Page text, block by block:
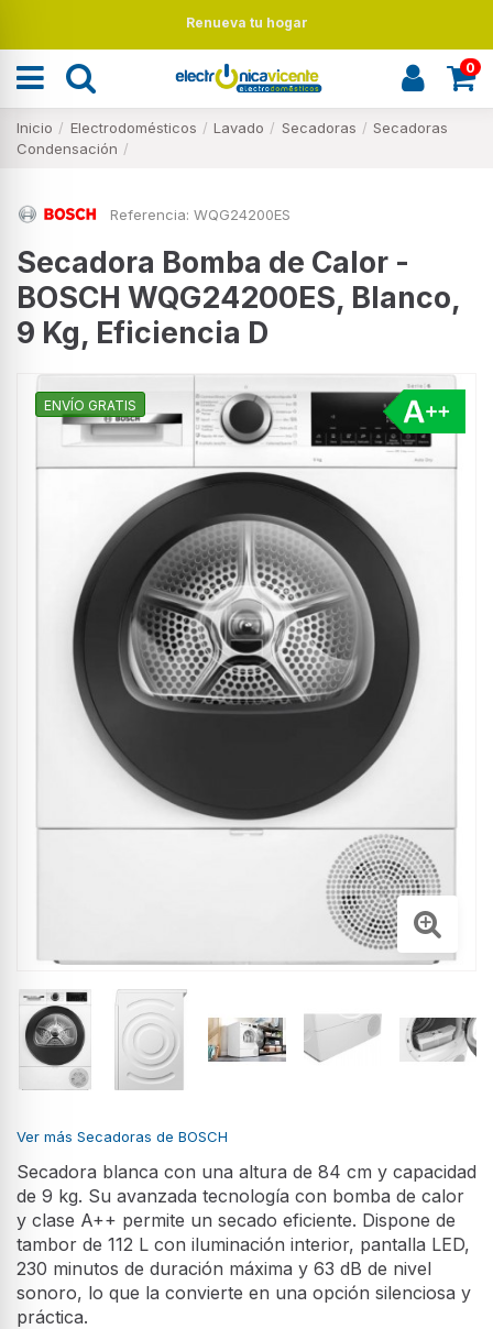
Renueva tu hogar
0
Inicio Electrodomésticos Lavado Secadoras
Secadoras
Condensación
Referencia: WQG24200ES
Secadora Bomba de Calor -
BOSCH WQG24200ES, Blanco,
9 Kg, Eficiencia D
ENVÍO GRATIS
Ver más Secadoras de BOSCH
Secadora blanca con una altura de 84 cm y capacidad
de 9 kg. Su avanzada tecnología con bomba de calor
y clase A++ permite un secado eficiente. Dispone de
tambor de 112 L con iluminación interior, pantalla LED,
230 minutos de duración máxima y 63 dB de nivel
sonoro, lo que la convierte en una opción silenciosa y
práctica.